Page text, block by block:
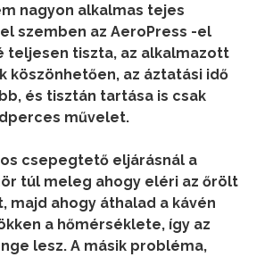
nagyon alkalmas tejes
szemben az AeroPress -el
teljesen tiszta, az alkalmazott
köszönhetően, az áztatási idő
és tisztán tartása is csak
művelet.
csepegtető eljárásnál a
túl meleg ahogy eléri az őrölt
majd ahogy áthalad a kávén
a hőmérséklete, így az
lesz. A másik probléma,